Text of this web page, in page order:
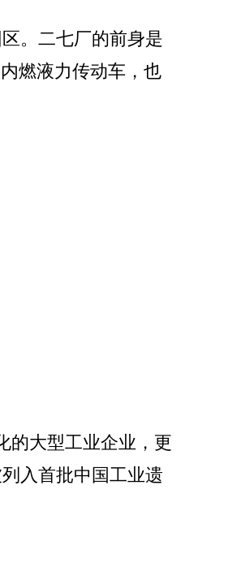
。二七厂的前身是
燃液力传动车，也
的大型工业企业，更
入首批中国工业遗